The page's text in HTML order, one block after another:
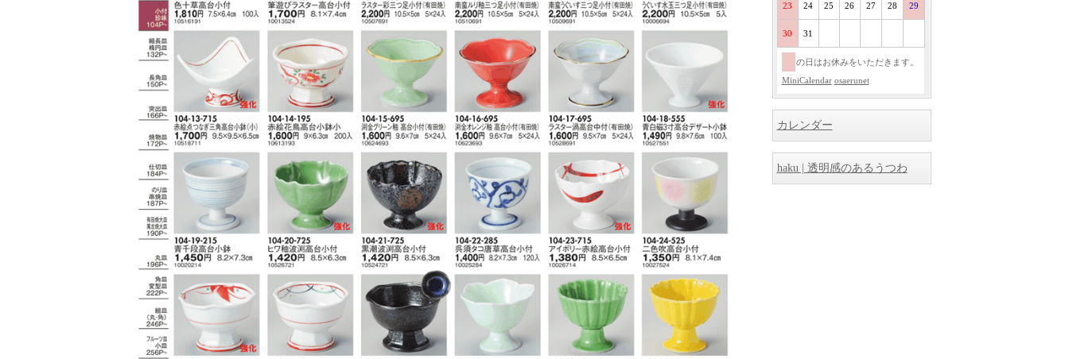
23 24 25 26 27 28 29
30 31
の日はお休みをいただきます。
MiniCalendar osaerunet
カレンダー
haku | 透明感のあるうつわ